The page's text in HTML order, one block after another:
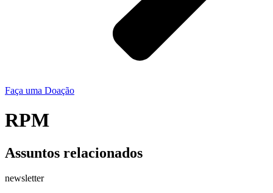
Faça uma Doação
RPM
Assuntos relacionados
newsletter